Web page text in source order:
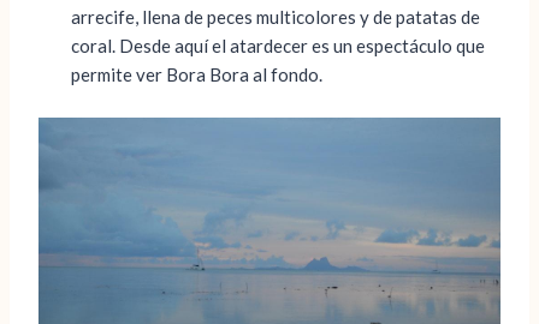
arrecife, llena de peces multicolores y de patatas de
coral. Desde aquí el atardecer es un espectáculo que
permite ver Bora Bora al fondo.